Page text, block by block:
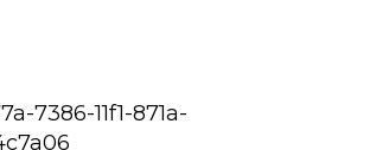
7386-11f1-871a-